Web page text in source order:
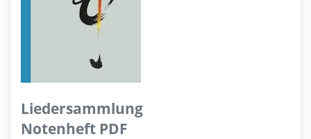
Liedersammlung
Notenheft PDF